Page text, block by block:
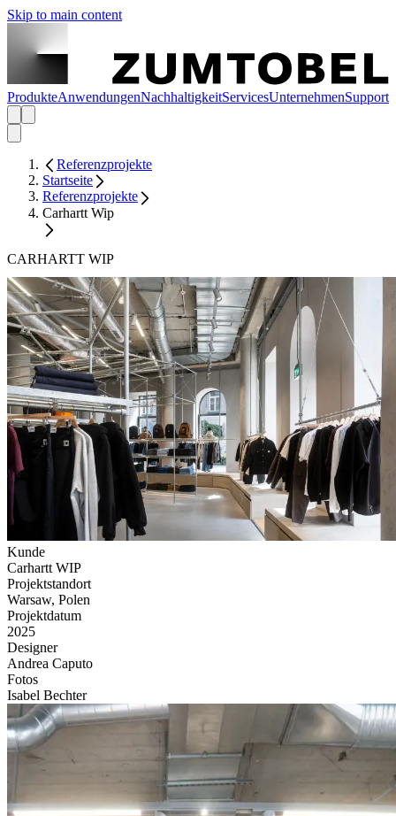
Skip to main content
ProdukteAnwendungenNachhaltigkeitServicesUnternehmenSupport
Referenzprojekte
Startseite
Referenzprojekte
Carhartt Wip
CARHARTT WIP
Kunde
Carhartt WIP
Projektstandort
Warsaw, Polen
Projektdatum
2025
Designer
Andrea Caputo
Fotos
Isabel Bechter